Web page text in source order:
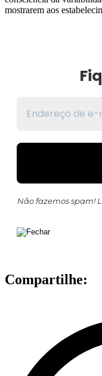
mostrarem aos
Não fazemos spam!
Compartilhe: